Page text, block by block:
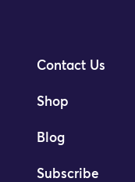
Contact Us
Shop
Blog
Subscribe